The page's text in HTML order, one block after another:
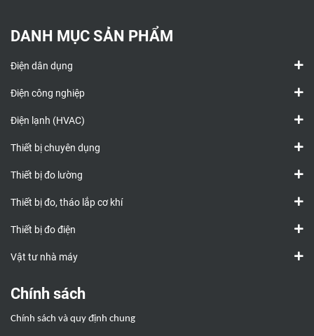
DANH MỤC SẢN PHẨM
Điện dân dụng
Điện công nghiệp
Điện lạnh (HVAC)
Thiết bị chuyên dụng
Thiết bị đo lường
Thiết bị đo, tháo lắp cơ khí
Thiết bị đo điện
Vật tư nhà máy
Chính sách
Chính sách và quy định chung